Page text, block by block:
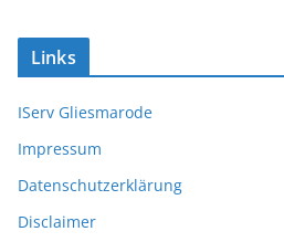
Links
IServ Gliesmarode
Impressum
Datenschutzerklärung
Disclaimer